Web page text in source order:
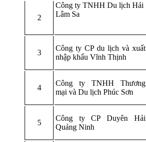
2
Công ty TNHH Du lịch Hải
Lâm Sa
3
Công ty CP du lịch và xuất
nhập khẩu Vĩnh Thịnh
4
Công ty TNHH Thương
mại và Du lịch Phúc Sơn
5
Công ty CP Duyên Hải
Quảng Ninh